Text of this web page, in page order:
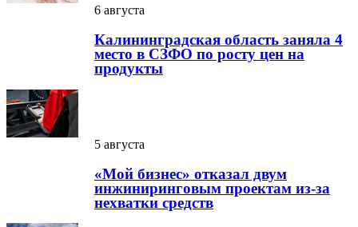
6 августа
Калининградская область заняла 4
место в СЗФО по росту цен на
продукты
5 августа
«Мой бизнес» отказал двум
инжиниринговым проектам из-за
нехватки средств